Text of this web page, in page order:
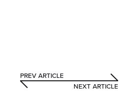
PREV ARTICLE
NEXT ARTICLE